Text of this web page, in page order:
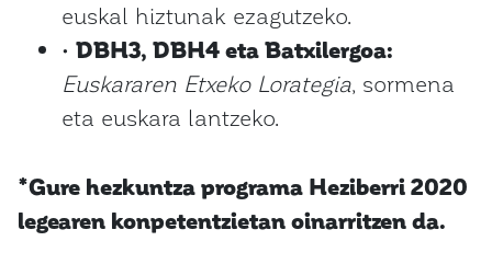
euskal hiztunak ezagutzeko.
• DBH3, DBH4 eta Batxilergoa:
Euskararen Etxeko Lorategia, sormena
eta euskara lantzeko.
*Gure hezkuntza programa Heziberri 2020
legearen konpetentzietan oinarritzen da.